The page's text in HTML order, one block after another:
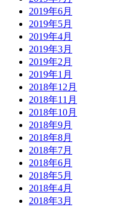
2019年6月
2019年5月
2019年4月
2019年3月
2019年2月
2019年1月
2018年12月
2018年11月
2018年10月
2018年9月
2018年8月
2018年7月
2018年6月
2018年5月
2018年4月
2018年3月